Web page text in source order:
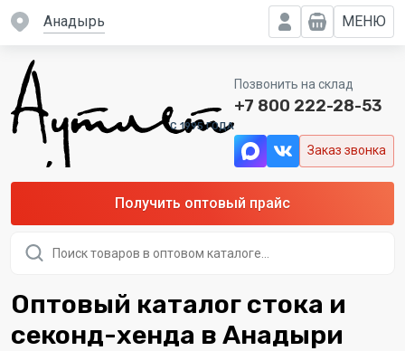
Анадырь МЕНЮ
C 1995 ГОДА
Позвонить на склад
+7 800 222-28-53
Заказ звонка
Получить оптовый прайс
товаров
Оптовый каталог стока и
секонд-хенда в Анадыри